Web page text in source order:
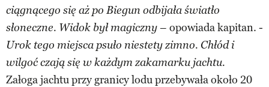
ciągnącego się aż po Biegun odbijała światło
słoneczne. Widok był magiczny– opowiada kapitan. -
Urok tego miejsca psuło niestety zimno. Chłód i
wilgoć czają się w każdym zakamarku jachtu.
Załoga jachtu przy granicy lodu przebywała około 20